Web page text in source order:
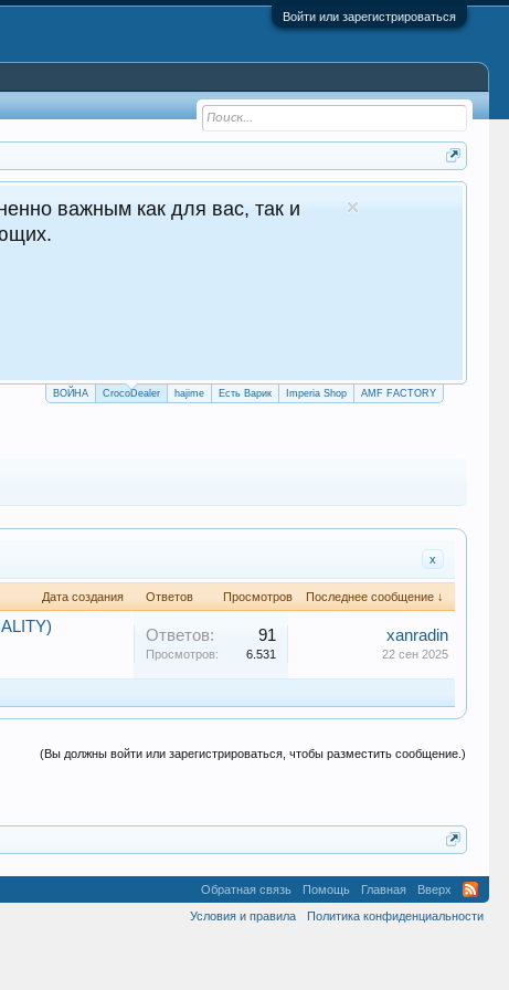
Войти или зарегистрироваться
- №1 в Молдове Сайт авто продаж
продажи 24/7
ВОЙНА CrocoDealer hajime Есть Варик Imperia Shop AMF FACTORY
x
Дата создания Ответов Просмотров Последнее сообщение ↓
Ответов: 91
Просмотров: 6.531
xanradin
22 сен 2025
(Вы должны войти или зарегистрироваться, чтобы разместить сообщение.)
Обратная связь Помощь Главная
Вверх
Условия и правила
Политика конфиденциальности